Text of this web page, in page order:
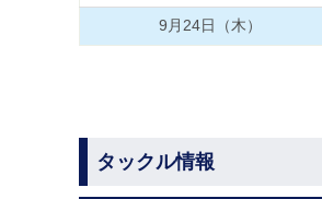
9月24日（木）
タックル情報